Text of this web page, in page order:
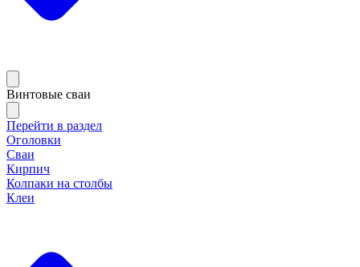
Винтовые сваи
Перейти в раздел
Оголовки
Сваи
Кирпич
Колпаки на столбы
Клеи